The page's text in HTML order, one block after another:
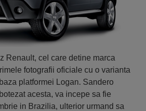
Renault, cel care detine marca
fotografii oficiale cu o varianta
platformei Logan. Sandero
acesta, va incepe sa fie
in Brazilia, ulterior urmand sa